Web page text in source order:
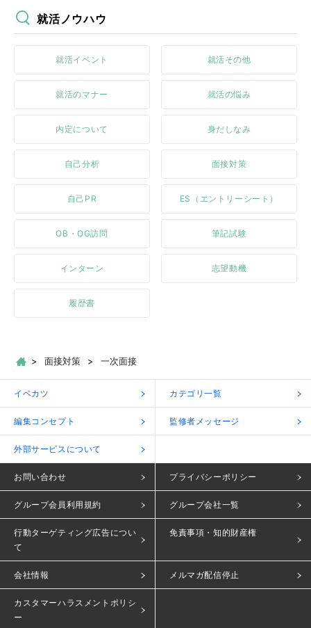
就活ノウハウ
就活イベント 就活その他
就活のマナー 就活の悩み
内定について 身だしなみ
自己分析 面接対策
自己PR ES（エントリーシート）
OB・OG訪問 筆記試験
インターン 志望動機
履歴書
面接対策 一次面接
イベカツ カテゴリ一覧
編集コンセプト 監修者メッセージ
外部サービスについて
お問い合わせ プライバシーポリシー
グループ会員利用規約 グループ会社一覧
行動ターゲティング広告につい
て
免責事項・知的財産権
会社情報 メルマガ配信停止
カスタマーハラスメントポリシ
ー